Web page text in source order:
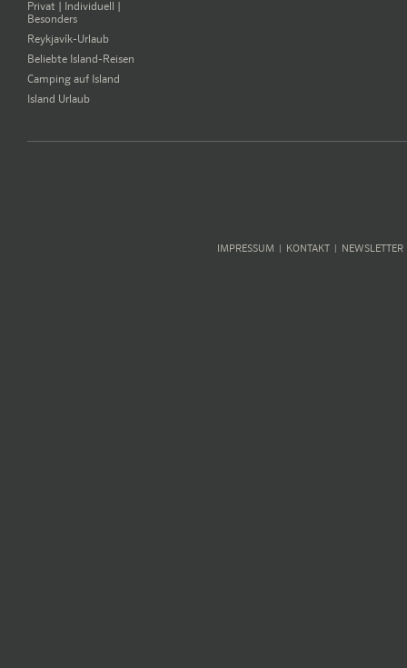
Privat | Individuell |
Besonders
Reykjavík-Urlaub
Beliebte Island-Reisen
Camping auf Island
Island Urlaub
IMPRESSUM KONTAKT NEWSLETTER